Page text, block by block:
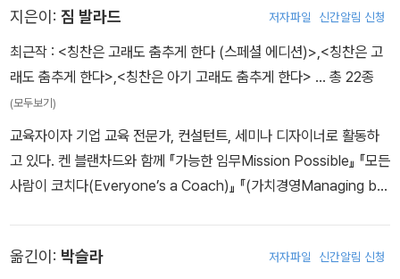
지은이: 짐 발라드 저자파일 신간알림 신청
최근작 : <칭찬은 고래도 춤추게 한다 (스페셜 에디션)> <칭찬은 고
래도 춤추게 한다> <칭찬은 아기 고래도 춤추게 한다> … 총 22종
(모두보기)
교육자이자 기업 교육 전문가, 컨설턴트, 세미나 디자이너로 활동하
고 있다. 켄 블랜차드와 함께 『가능한 임무Mission Possible』 『모든
사람이 코치다(Everyone’s a Coach)』 『(가치경영Managing by
옮긴이: 박슬라 저자파일 신간알림 신청